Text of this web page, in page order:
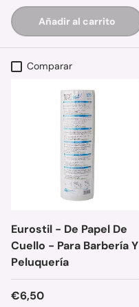
Añadir al carrito
Comparar
Eurostil - De Papel De
Cuello - Para Barbería Y
Peluquería
Precio normal
€6,50